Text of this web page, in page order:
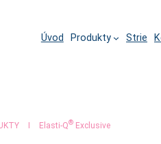
Úvod Produkty Strie
Elasti-Q® Exclusive